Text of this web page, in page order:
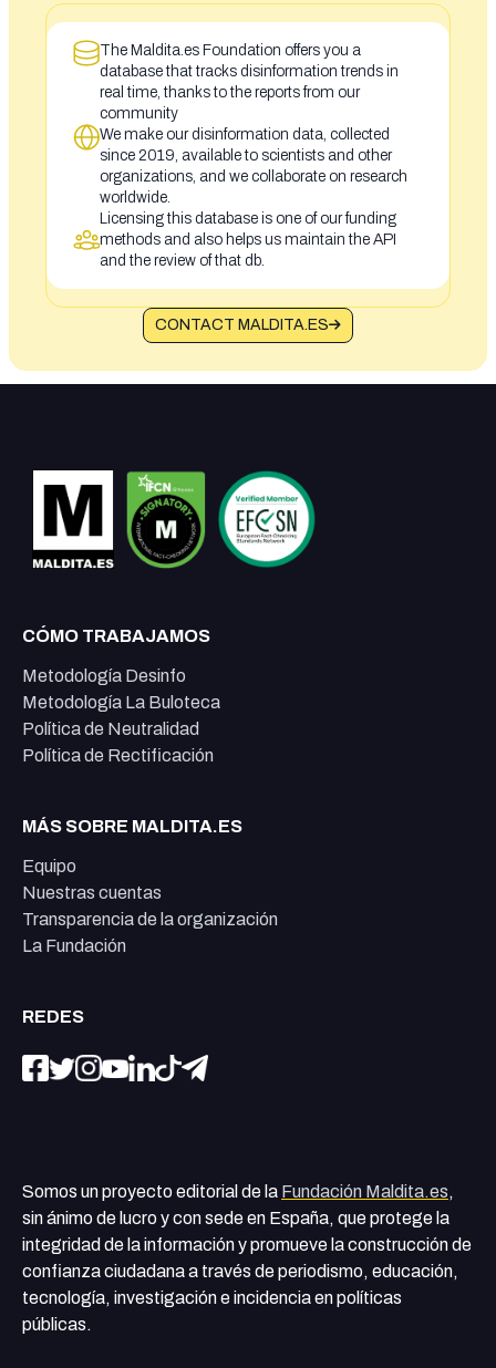
The Maldita.es Foundation offers you a
database that tracks disinformation trends in
real time, thanks to the reports from our
community
We make our disinformation data, collected
since 2019, available to scientists and other
organizations, and we collaborate on research
worldwide.
Licensing this database is one of our funding
methods and also helps us maintain the API
and the review of that db.
CONTACT MALDITA.ES
CÓMO TRABAJAMOS
Metodología Desinfo
Metodología La Buloteca
Política de Neutralidad
Política de Rectificación
MÁS SOBRE MALDITA.ES
Equipo
Nuestras cuentas
Transparencia de la organización
La Fundación
REDES
Somos un proyecto editorial de la Fundación Maldita.es,
sin ánimo de lucro y con sede en España, que protege la
integridad de la información y promueve la construcción de
confianza ciudadana a través de periodismo, educación,
tecnología, investigación e incidencia en políticas
públicas.